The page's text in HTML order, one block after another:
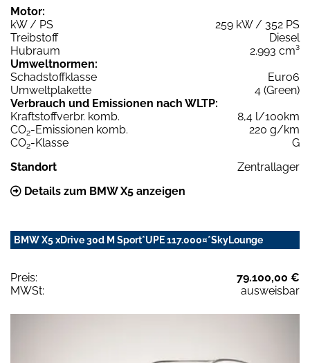
Motor:
kW / PS
259 kW / 352 PS
Treibstoff
Diesel
Hubraum
2.993 cm³
Umweltnormen:
Schadstoffklasse
Euro6
Umweltplakette
4 (Green)
Verbrauch und Emissionen nach WLTP:
Kraftstoffverbr. komb.
8,4 l/100km
CO2-Emissionen komb.
220 g/km
CO2-Klasse
G
Standort
Zentrallager
Details zum BMW X5 anzeigen
BMW X5 xDrive 30d M Sport*UPE 117.000¤*SkyLounge
Preis:
79.100,00 €
MWSt:
ausweisbar